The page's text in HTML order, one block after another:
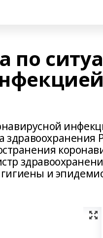
по
здравоохранения
и